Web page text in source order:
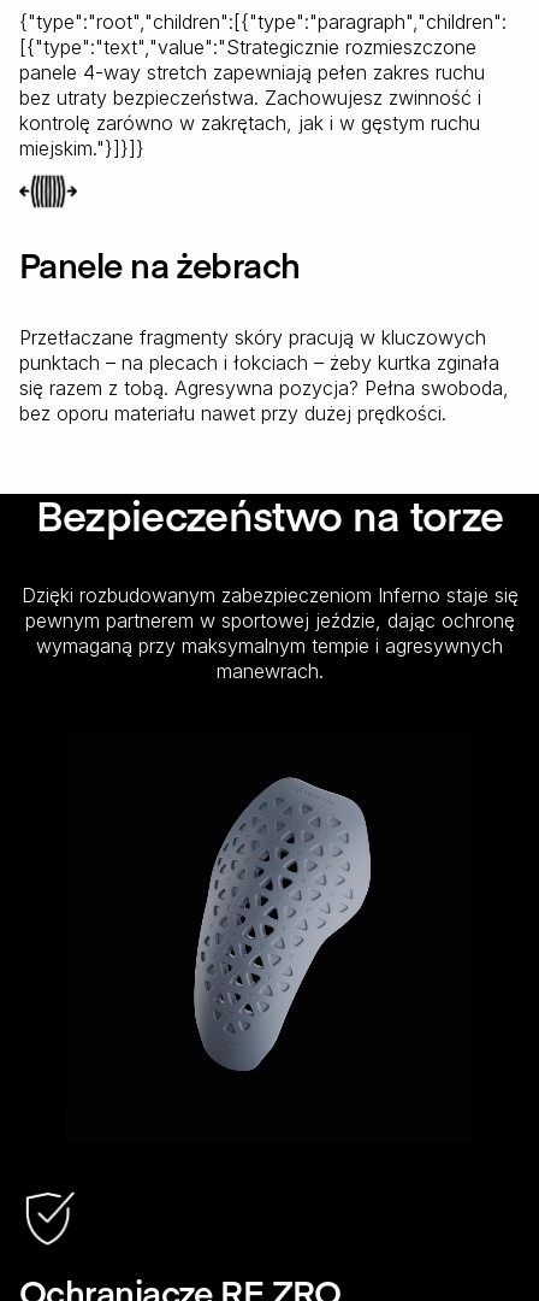
{"type":"root","children":[{"type":"paragraph","children":
[{"type":"text","value":"Strategicznie rozmieszczone
panele 4-way stretch zapewniają pełen zakres ruchu
bez utraty bezpieczeństwa. Zachowujesz zwinność i
kontrolę zarówno w zakrętach, jak i w gęstym ruchu
miejskim."}]}]}
Panele na żebrach
Przetłaczane fragmenty skóry pracują w kluczowych
punktach – na plecach i łokciach – żeby kurtka zginała
się razem z tobą. Agresywna pozycja? Pełna swoboda,
bez oporu materiału nawet przy dużej prędkości.
Bezpieczeństwo na torze
Dzięki rozbudowanym zabezpieczeniom Inferno staje się
pewnym partnerem w sportowej jeździe, dając ochronę
wymaganą przy maksymalnym tempie i agresywnych
manewrach.